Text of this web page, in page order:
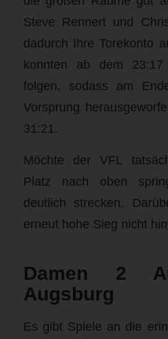
Steve Rennert und
dadurch Ihre Torekonto
konnten ab dem
folgen, sodass am
Vorsprung
31:21.
Möchte der VFL
Platz nach oben
deutlich strecken.
erneut hohe Sieg nicht
Damen 2
Augsburg
Es gibt Spiele an die